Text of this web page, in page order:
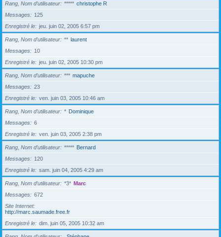
Rang, Nom d’utilisateur ***** christophe R
Messages
125
Enregistré le
jeu. juin 02, 2005 6:57 pm
Rang, Nom d’utilisateur ** laurent
Messages
10
Enregistré le
jeu. juin 02, 2005 10:30 pm
Rang, Nom d’utilisateur *** mapuche
Messages
23
Enregistré le
ven. juin 03, 2005 10:46 am
Rang, Nom d’utilisateur * Dominique
Messages
6
Enregistré le
ven. juin 03, 2005 2:38 pm
Rang, Nom d’utilisateur ***** Bernard
Messages
120
Enregistré le
sam. juin 04, 2005 4:29 am
Rang, Nom d’utilisateur *3* Marc
Messages
672
Site Internet
http://marc.saumade.free.fr
Enregistré le
dim. juin 05, 2005 10:32 am